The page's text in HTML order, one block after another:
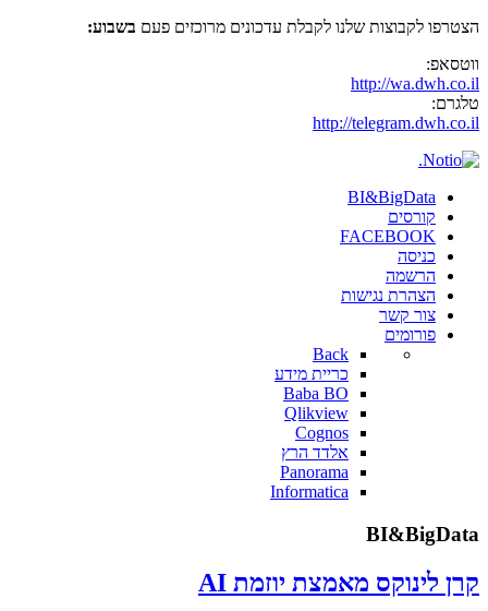
הצטרפו לקבוצות שלנו לקבלת עדכונים מרוכזים פעם בשבוע:
ווטסאפ:
http://wa.dwh.co.il
טלגרם:
http://telegram.dwh.co.il
BI&BigData
קורסים
FACEBOOK
כניסה
הרשמה
הצהרת נגישות
צור קשר
פורומים
Back
כריית מידע
Baba BO
Qlikview
Cognos
אלדד הרץ
Panorama
Informatica
BI&BigData
קרן לינוקס מאמצת יוזמת AI